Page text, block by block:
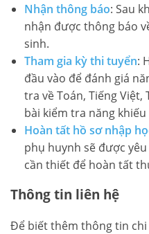
Nhận thông báo: Sau
nhận được thông báo
sinh.
Tham gia kỳ thi tuyển:
đầu vào để đánh giá
tra về Toán, Tiếng Việt,
bài kiểm tra năng
Hoàn tất hồ sơ nhập
phụ huynh sẽ được
cần thiết để hoàn tất
Thông tin liên hệ
Để biết thêm thông tin